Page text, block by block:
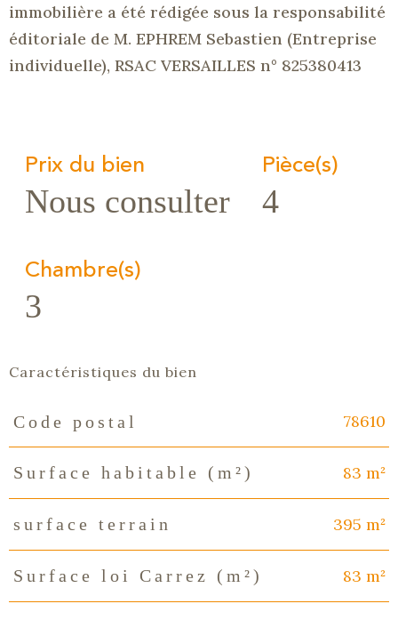
immobilière a été rédigée sous la responsabilité
éditoriale de M. EPHREM Sebastien (Entreprise
individuelle), RSAC VERSAILLES n° 825380413
Prix du bien
Nous consulter
Pièce(s)
4
Chambre(s)
3
Caractéristiques du bien
Caractéristiques
Code postal 78610
Surface habitable (m²) 83 m²
surface terrain 395 m²
Surface loi Carrez (m²) 83 m²